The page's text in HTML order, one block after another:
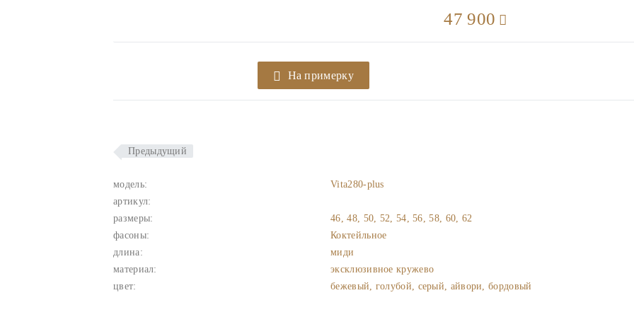
47 900
На примерку
Предыдущий
модель:
Vita280-plus
артикул:
размеры:
46, 48, 50, 52, 54, 56, 58, 60, 62
фасоны:
Коктейльное
длина:
миди
материал:
эксклюзивное кружево
цвет:
бежевый, голубой, серый, айвори, бордовый